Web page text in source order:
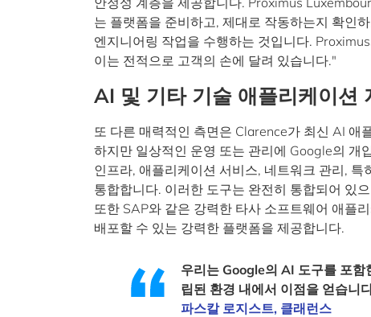
는 플랫폼을 준비하고, 제대로 작동하는지 확인
엔지니어링 작업을 수행하는 것입니다.
이는 전적으로 고객의 손에 달려 있습니다."
AI 및 기타 기술 애플리케이션
또 다른 매력적인 측면은 Clarence가 최신 AI 애
하지만 일상적인 운영 또는 관리에 Google의 개
인프라, 애플리케이션 서비스, 네트워크 관리,
통합합니다. 이러한 도구는 완전히 통합되어 있
또한 SAP와 같은 강력한 타사 소프트웨어 애플
배포할 수 있는 강력한 플랫폼을 제공합니다.
우리는 Google의 AI 도구를 포
립된 환경 내에서 이점을 얻습니
파스칼 로지스트, 클래런스